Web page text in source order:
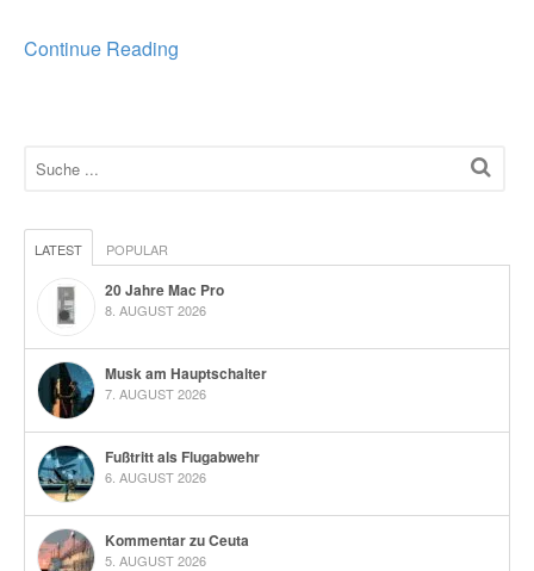
Continue Reading
LATEST POPULAR
20 Jahre Mac Pro
8. AUGUST 2026
Musk am Hauptschalter
7. AUGUST 2026
Fußtritt als Flugabwehr
6. AUGUST 2026
Kommentar zu Ceuta
5. AUGUST 2026